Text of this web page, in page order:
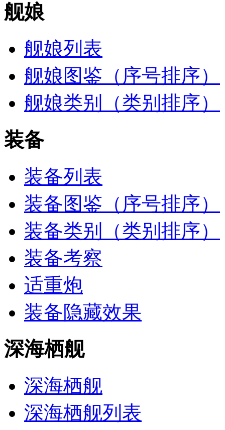
舰娘
舰娘列表
舰娘图鉴（序号排序）
舰娘类别（类别排序）
装备
装备列表
装备图鉴（序号排序）
装备类别（类别排序）
装备考察
适重炮
装备隐藏效果
深海栖舰
深海栖舰‎‎
深海栖舰列表